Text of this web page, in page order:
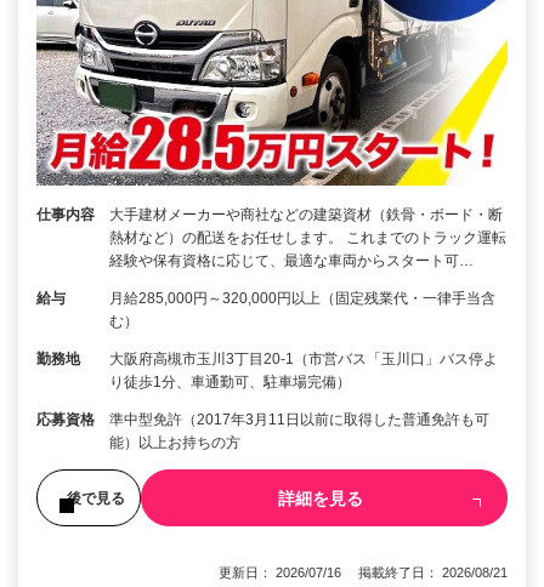
仕事内容
大手建材メーカーや商社などの建築資材（鉄骨・ボード・断
熱材など）の配送をお任せします。 これまでのトラック運転
経験や保有資格に応じて、最適な車両からスタート可…
給与
月給285,000円～320,000円以上（固定残業代・一律手当含
む）
勤務地
大阪府高槻市玉川3丁目20-1（市営バス「玉川口」バス停よ
り徒歩1分、車通勤可、駐車場完備）
応募資格
準中型免許（2017年3月11日以前に取得した普通免許も可
能）以上お持ちの方
後で見る 詳細を見る
更新日： 2026/07/16 掲載終了日： 2026/08/21